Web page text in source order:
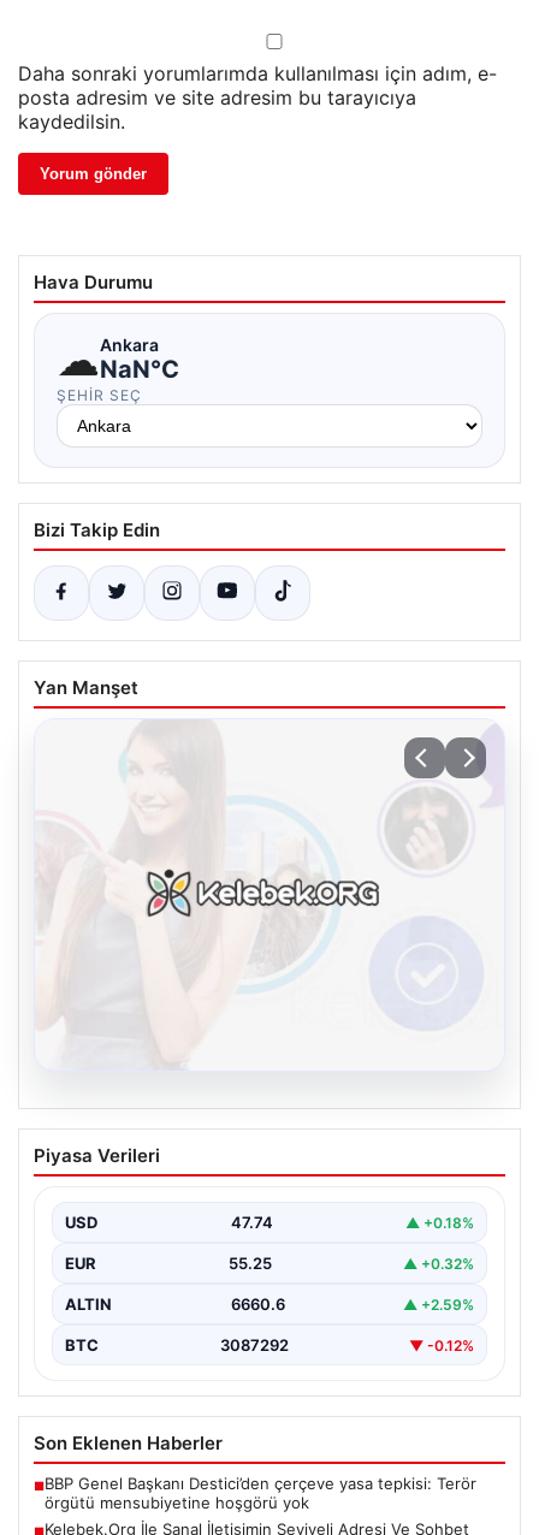
Daha sonraki yorumlarımda kullanılması için adım, e-
posta adresim ve site adresim bu tarayıcıya
kaydedilsin.
Hava Durumu
☁Ankara
NaN°C
ŞEHIR SEÇ
Bizi Takip Edin
Yan Manşet
08.08.2026
Kelebek.Org İle Sanal İletişimin Seviyeli
Adresi Ve Sohbet Deneyimi
oluşturması büyük bir hassasiyet ifade etmektedir.
Halen…
Piyasa Verileri
USD 47.74 ▲ +0.18%
EUR 55.25 ▲ +0.32%
ALTIN 6660.6 ▲ +2.59%
BTC 3087292 ▼ -0.12%
Son Eklenen Haberler
■BBP Genel Başkanı Destici’den çerçeve yasa tepkisi: Terör
örgütü mensubiyetine hoşgörü yok
■Kelebek.Org İle Sanal İletişimin Seviyeli Adresi Ve Sohbet